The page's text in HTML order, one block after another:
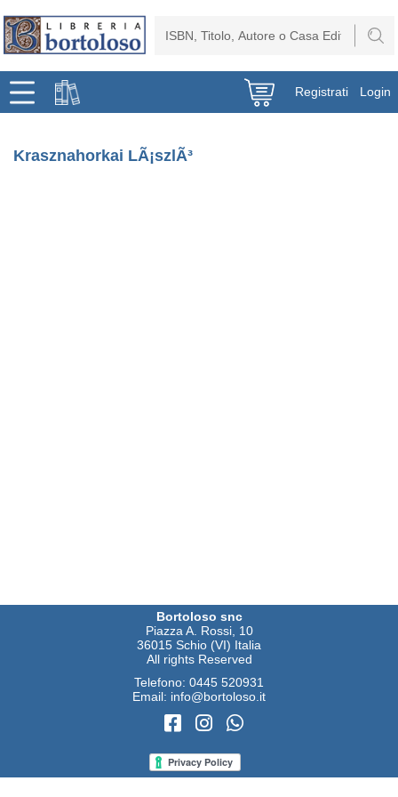
Registrati Login
Krasznahorkai LÃ¡szlÃ³
Bortoloso snc
Piazza A. Rossi, 10
36015 Schio (VI) Italia
All rights Reserved
Telefono: 0445 520931
Email: info@bortoloso.it